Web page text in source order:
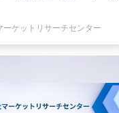
発表
ーケットリサーチセンター